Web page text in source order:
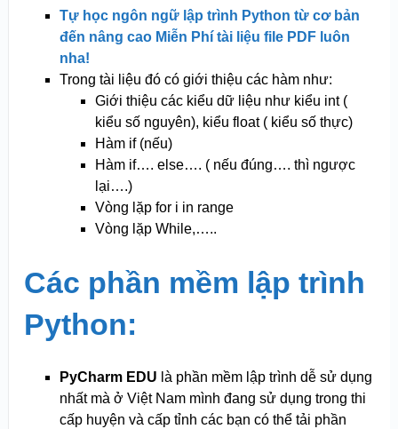
Tự học ngôn ngữ lập trình Python từ cơ bản
đến nâng cao Miễn Phí tài liệu file PDF luôn
nha!
Trong tài liệu đó có giới thiệu các hàm như:
Giới thiệu các kiểu dữ liệu như kiểu int (
kiểu số nguyên), kiểu float ( kiểu số thực)
Hàm if (nếu)
Hàm if…. else…. ( nếu đúng…. thì ngược
lại….)
Vòng lặp for i in range
Vòng lặp While,…..
Các phần mềm lập trình
Python:
PyCharmEDU là phần mềm lập trình dễ sử dụng
nhất mà ở Việt Nam mình đang sử dụng trong thi
cấp huyện và cấp tỉnh các bạn có thể tải phần